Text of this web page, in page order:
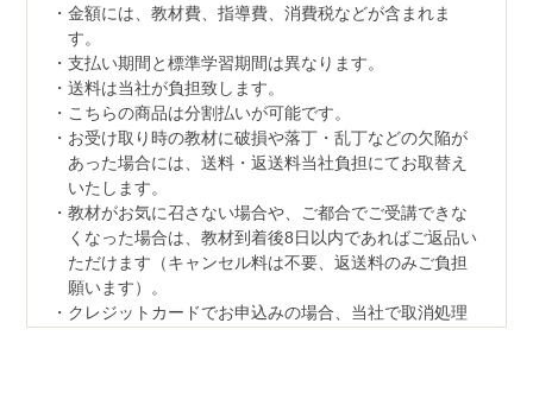
金額には、教材費、指導費、消費税などが含まれま
す。
支払い期間と標準学習期間は異なります。
送料は当社が負担致します。
こちらの商品は分割払いが可能です。
お受け取り時の教材に破損や落丁・乱丁などの欠陥が
あった場合には、送料・返送料当社負担にてお取替え
いたします。
教材がお気に召さない場合や、ご都合でご受講できな
くなった場合は、教材到着後8日以内であればご返品い
ただけます（キャンセル料は不要、返送料のみご負担
願います）。
クレジットカードでお申込みの場合、当社で取消処理